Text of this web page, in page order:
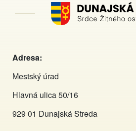
Adresa:
Mestský úrad
Hlavná ulica 50/16
929 01 Dunajská Streda